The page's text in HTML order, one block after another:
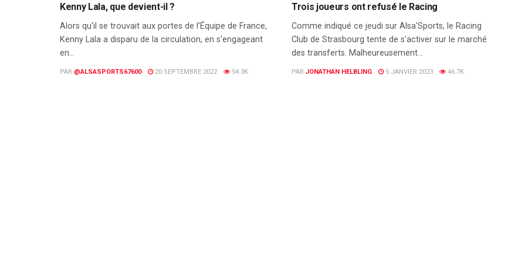
Kenny Lala, que devient-il ?
Alors qu'il se trouvait aux portes de l'Équipe de France,
Kenny Lala a disparu de la circulation, en s'engageant
en...
PAR @ALSASPORTS67600 20 SEPTEMBRE 2022 54.3K
Trois joueurs ont refusé le Racing
Comme indiqué ce jeudi sur Alsa'Sports, le Racing
Club de Strasbourg tente de s'activer sur le marché
des transferts. Malheureusement...
PAR JONATHAN HELBLING 5 JANVIER 2023 46.7K